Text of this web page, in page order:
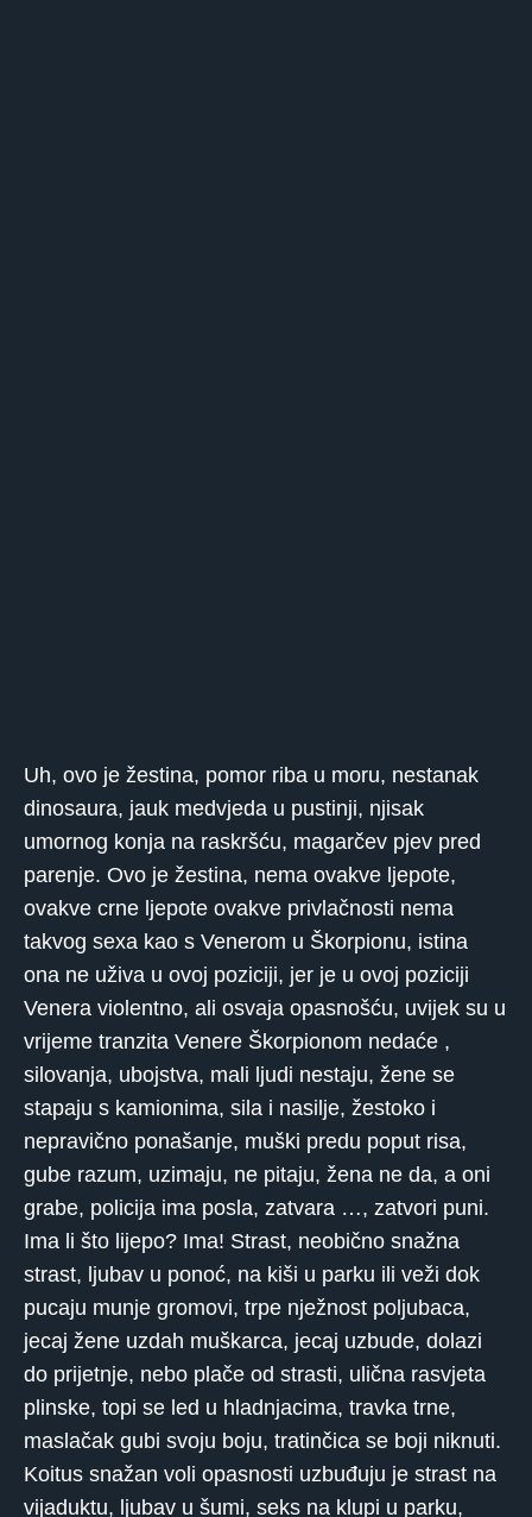
Uh, ovo je žestina, pomor riba u moru, nestanak
dinosaura, jauk medvjeda u pustinji, njisak
umornog konja na raskršću, magarčev pjev pred
parenje. Ovo je žestina, nema ovakve ljepote,
ovakve crne ljepote ovakve privlačnosti nema
takvog sexa kao s Venerom u Škorpionu, istina
ona ne uživa u ovoj poziciji, jer je u ovoj poziciji
Venera violentno, ali osvaja opasnošću, uvijek su u
vrijeme tranzita Venere Škorpionom nedaće ,
silovanja, ubojstva, mali ljudi nestaju, žene se
stapaju s kamionima, sila i nasilje, žestoko i
nepravično ponašanje, muški predu poput risa,
gube razum, uzimaju, ne pitaju, žena ne da, a oni
grabe, policija ima posla, zatvara …, zatvori puni.
Ima li što lijepo? Ima! Strast, neobično snažna
strast, ljubav u ponoć, na kiši u parku ili veži dok
pucaju munje gromovi, trpe nježnost poljubaca,
jecaj žene uzdah muškarca, jecaj uzbude, dolazi
do prijetnje, nebo plače od strasti, ulična rasvjeta
plinske, topi se led u hladnjacima, travka trne,
maslačak gubi svoju boju, tratinčica se boji niknuti.
Koitus snažan voli opasnosti uzbuđuju je strast na
vijaduktu, ljubav u šumi, seks na klupi u parku,